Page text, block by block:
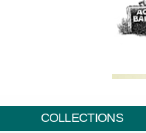
COLLECTIONS